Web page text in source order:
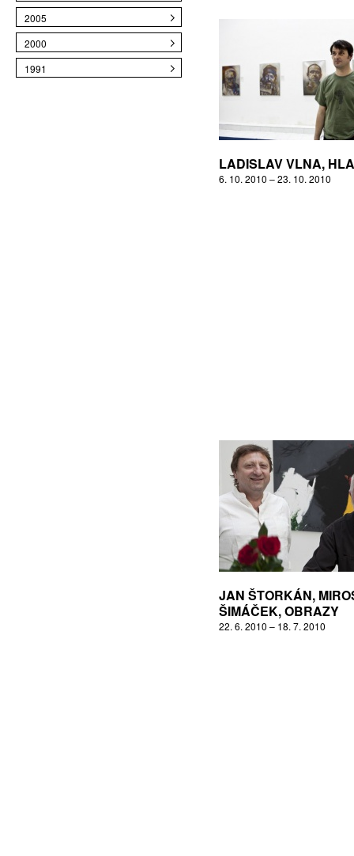
2005
2000
1991
LADISLAV VLNA,
6. 10. 2010 – 23. 10. 2010
JAN ŠTORKÁN,
ŠIMÁČEK, OBRAZY
22. 6. 2010 – 18. 7. 2010